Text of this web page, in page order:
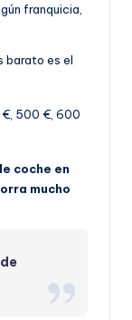
franquicia,
barato es el
€, 500 €, 600
coche en
mucho